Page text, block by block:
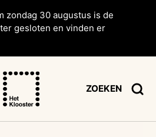
zondag 30 augustus is de
gesloten en vinden er
ZOEKEN